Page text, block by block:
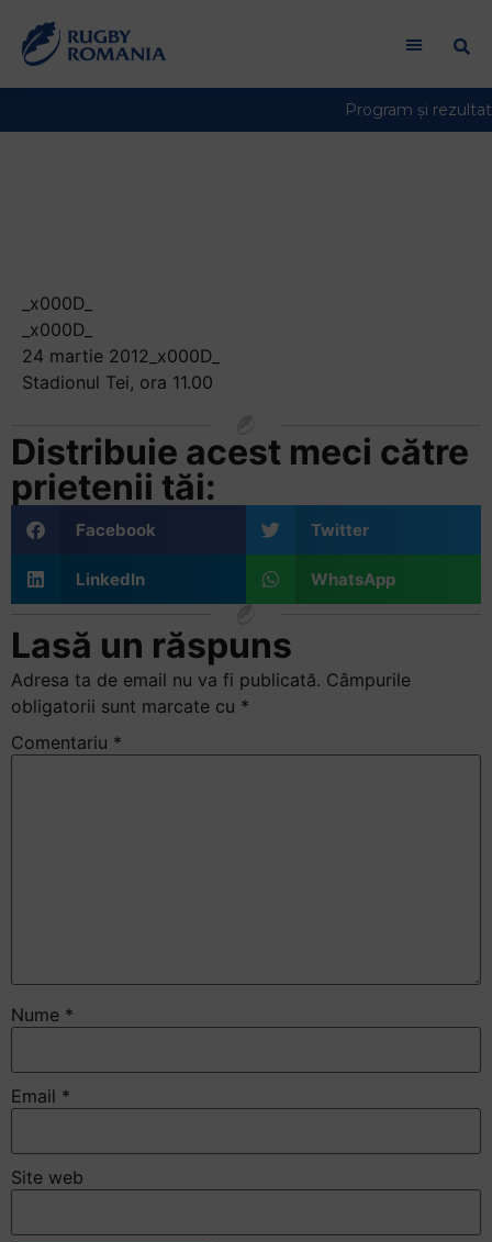
in
One
Accessibility
reader,
press
"Ctrl
This
shortcut
screen
reader
help
_x000D_
_x000D_
24 martie 2012_x000D_
Stadionul Tei, ora 11.00
Distribuie acest meci către
prietenii tăi:
Facebook Twitter
LinkedIn WhatsApp
Lasă un răspuns
Adresa ta de email nu va fi publicată. Câmpurile
obligatorii sunt marcate cu *
Comentariu *
Nume *
Email *
Site web